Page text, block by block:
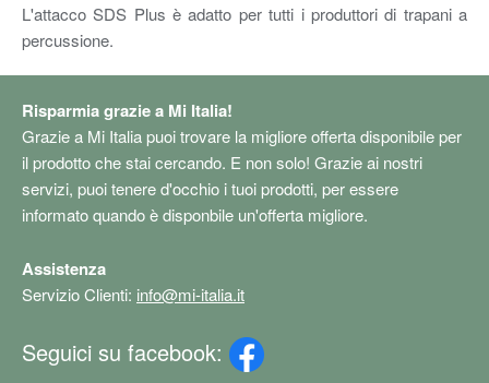
L'attacco SDS Plus è adatto per tutti i produttori di trapani a
percussione.
Risparmia grazie a Mi Italia!
Grazie a Mi Italia puoi trovare la migliore offerta disponibile per
il prodotto che stai cercando. E non solo! Grazie ai nostri
servizi, puoi tenere d'occhio i tuoi prodotti, per essere
informato quando è disponbile un'offerta migliore.
Assistenza
Servizio Clienti: info@mi-italia.it
Seguici su facebook: